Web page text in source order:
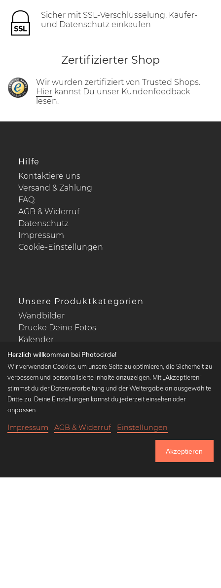
Bis Donnerstag: 20% Rabatt auf alle Bilder
Sicher mit SSL-Verschlüsselung, Käufer-
und Datenschutz einkaufen
Zertifizierter Shop
Wir wurden zertifiziert von Trusted Shops.
Hier kannst Du unser Kundenfeedback
lesen.
Hilfe
Kontaktiere uns
Versand & Zahlung
FAQ
AGB & Widerruf
Datenschutz
Impressum
Cookie-Einstellungen
Unsere Produktkategorien
Wandbilder
Drucke Deine Fotos
Kalender
Beliebte Kollektionen
Wandbilder in schwarz-weiß
Klassiker der Kunstgeschichte
Herzlich willkommen bei Photocircle!
Wir verwenden Cookies, um unsere Seite zu optimieren, die Sicherheit zu
verbessern und personalisierte Inhalte anzuzeigen. Mit „Akzeptieren“
stimmst du der Datenverarbeitung und der Weitergabe an ausgewählte
Dritte zu. Deine Einstellungen kannst du jederzeit einsehen oder
anpassen.
Impressum AGB & Widerruf Einstellungen
Akzeptieren